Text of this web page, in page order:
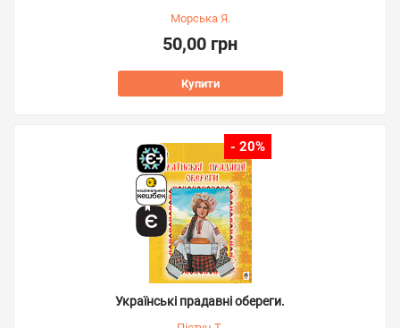
Морська Я.
50,00 грн
Купити
- 20%
Українські прадавні обереги.